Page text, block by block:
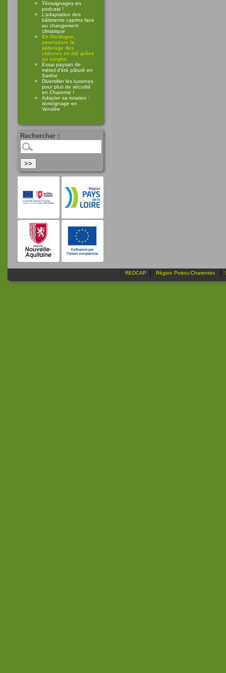
Témoignages en
podcast !
L’adaptation des
bâtiments caprins face
au changement
climatique
En Dordogne,
poursuivre le
pâturage des
chèvres en été grâce
au sorgho
Essai paysan de
méteil d’été pâturé en
Sarthe
Diversifier les luzernes
pour plus de sécurité
en Charente !
Adapter sa rotation :
témoignage en
Vendée
Rechercher :
REDCAP Région Poitou-Charentes